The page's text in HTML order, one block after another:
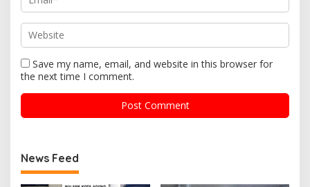
Save my name, email, and website in this browser for
the next time I comment.
News Feed